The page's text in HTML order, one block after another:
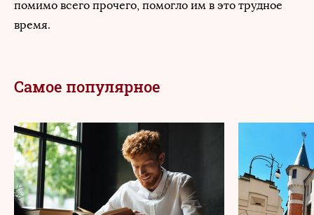
помимо всего прочего, помогло им в это трудное
время.
Самое популярное